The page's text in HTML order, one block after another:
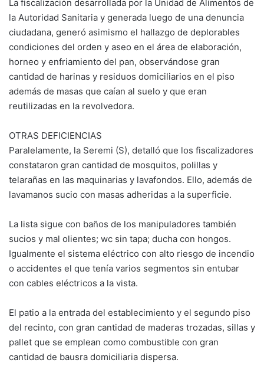
La fiscalización desarrollada por la Unidad de Alimentos de
la Autoridad Sanitaria y generada luego de una denuncia
ciudadana, generó asimismo el hallazgo de deplorables
condiciones del orden y aseo en el área de elaboración,
horneo y enfriamiento del pan, observándose gran
cantidad de harinas y residuos domiciliarios en el piso
además de masas que caían al suelo y que eran
reutilizadas en la revolvedora.
OTRAS DEFICIENCIAS
Paralelamente, la Seremi (S), detalló que los fiscalizadores
constataron gran cantidad de mosquitos, polillas y
telarañas en las maquinarias y lavafondos. Ello, además de
lavamanos sucio con masas adheridas a la superficie.
La lista sigue con baños de los manipuladores también
sucios y mal olientes; wc sin tapa; ducha con hongos.
Igualmente el sistema eléctrico con alto riesgo de incendio
o accidentes el que tenía varios segmentos sin entubar
con cables eléctricos a la vista.
El patio a la entrada del establecimiento y el segundo piso
del recinto, con gran cantidad de maderas trozadas, sillas y
pallet que se emplean como combustible con gran
cantidad de bausra domiciliaria dispersa.